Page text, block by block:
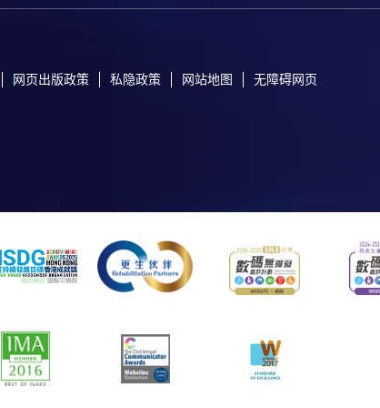
网页出版政策 私隐政策 网站地图 无障碍网页